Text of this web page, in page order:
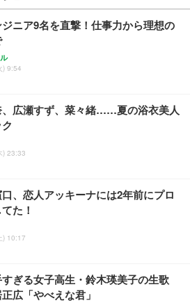
ィスチェア デスクチェア 疲れない テレ
ア 強化バックレスト 30度ロッキング機
椅子 腰サポート 90度跳ね上げ式アーム
ェア 通気性メッシュ ゲーミング/勉強/事
れ パソコンチェア (ブラック)
ィスチェア デスクチェア 疲れない テレ
ア 強化バックレスト 30度ロッキング機
椅子 腰サポート 90度跳ね上げ式アーム
れ パソコンチェア (ホワイト)
オフィスチェア デスクチェア 肘なし メ
性 ランバーサポート付き 腰サポート ガ
昇降 360度回転 キャスター付き コンパク
27"ゲーミングモニター DualSense 充電
CFI-ZDM1J）
品】Dell E2724HS 27インチ 液晶モニタ
1920×1080）VA 非光沢 HDMI/DisplayP
ーカー内蔵 高さ調整 スイベル VESA対
24.5inch/280Hz/FHD】GRAPHT THE S
Monitor 24” Essential ゲーミン
QD 24.5インチ 1ms FHD 量子ドット 残
ライフ ネオ・オムツ L 中型犬用 26枚入
スマートベーシック) 【Amazon.co.jp
Basic アイリスオーヤマ ペットシーツ
用 ワイド 100枚入 (x 1) (ケース販売)
ーヤマ ペットシーツ 超厚型 お徳用 レギ
枚入【Amazon.co.jp限定】
ニア9名を直撃！仕事力から理想の
) 9:54
、広瀬すず、菜々緒……夏の浴衣美人
) 23:33
、恋人アッキーナには2年前にプロ
た！
) 10:17
ぎる女子高生・鈴木瑛美子の生歌
広「やべえな君」